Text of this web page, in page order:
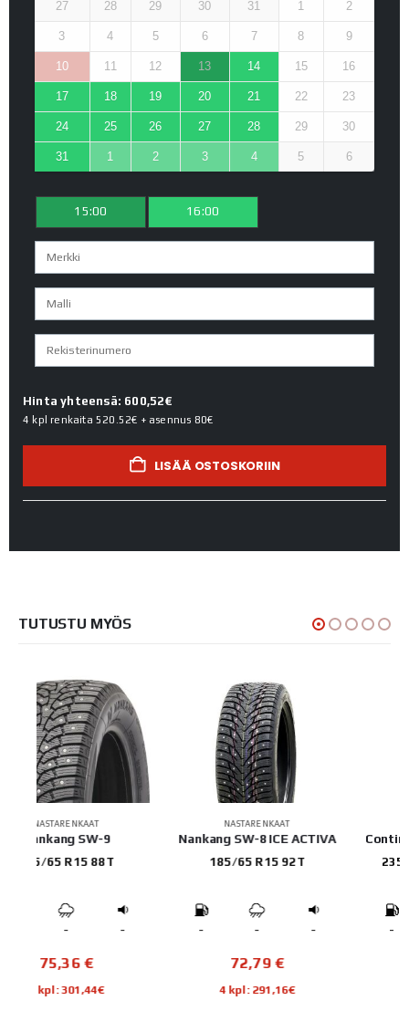
27 28 29 30 31 1 2
3 4 5 6 7 8 9
10 11 12 13 14 15 16
17 18 19 20 21 22 23
24 25 26 27 28 29 30
31 1 2 3 4 5 6
15:00 16:00
Hinta yhteensä: 600,52€
4 kpl renkaita 520.52€ + asennus 80€
LISÄÄ OSTOSKORIIN
TUTUSTU MYÖS
NASTARENKAAT
Nankang SW-8 ICE ACTIVA
185/65 R15 92T
- -
4 kpl: 291,16€
NASTARENKAAT
Continental VanContact Ice
235/65 R16 121/119N
- -
218,47
4 kpl: 873,88€